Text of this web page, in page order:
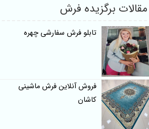
برگزیده فرش
تابلو فرش سفارشی چهره
فروش آنلاین فرش ماشینی
کاشان